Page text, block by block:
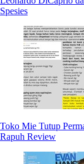
Spesies
Toko Mie Tutup
Rapuh Review